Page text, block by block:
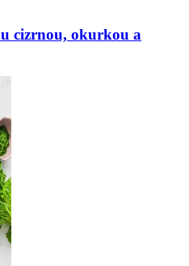
cizrnou, okurkou a